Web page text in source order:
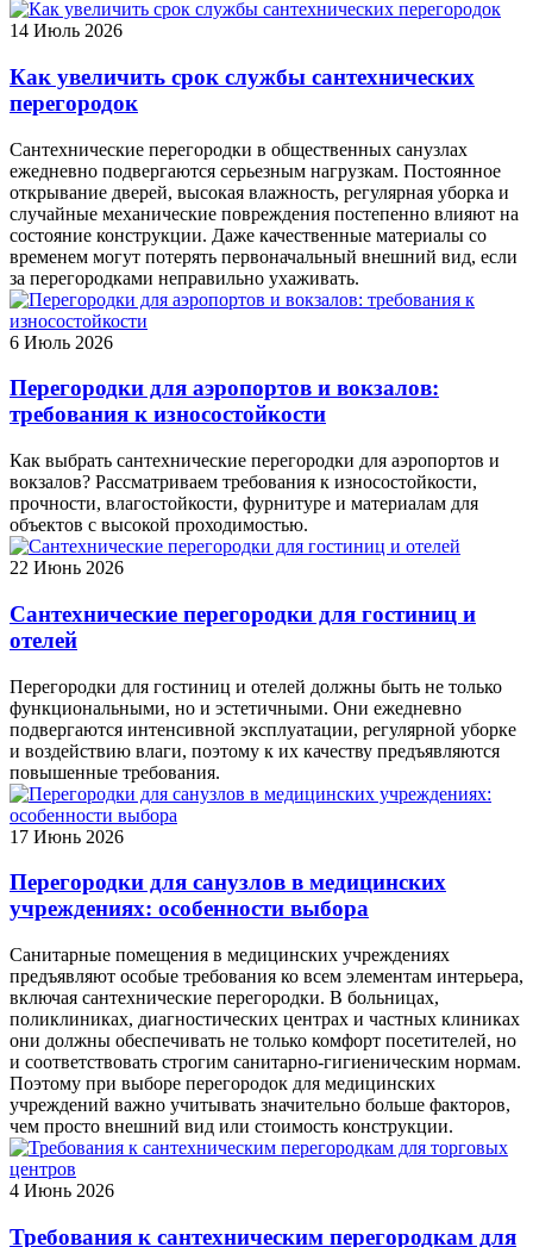
14 Июль 2026
Как увеличить срок службы сантехнических
перегородок
Сантехнические перегородки в общественных санузлах
ежедневно подвергаются серьезным нагрузкам. Постоянное
открывание дверей, высокая влажность, регулярная уборка и
случайные механические повреждения постепенно влияют на
состояние конструкции. Даже качественные материалы со
временем могут потерять первоначальный внешний вид, если
за перегородками неправильно ухаживать.
6 Июль 2026
Перегородки для аэропортов и вокзалов:
требования к износостойкости
Как выбрать сантехнические перегородки для аэропортов и
вокзалов? Рассматриваем требования к износостойкости,
прочности, влагостойкости, фурнитуре и материалам для
объектов с высокой проходимостью.
22 Июнь 2026
Сантехнические перегородки для гостиниц и
отелей
Перегородки для гостиниц и отелей должны быть не только
функциональными, но и эстетичными. Они ежедневно
подвергаются интенсивной эксплуатации, регулярной уборке
и воздействию влаги, поэтому к их качеству предъявляются
повышенные требования.
17 Июнь 2026
Перегородки для санузлов в медицинских
учреждениях: особенности выбора
Санитарные помещения в медицинских учреждениях
предъявляют особые требования ко всем элементам интерьера,
включая сантехнические перегородки. В больницах,
поликлиниках, диагностических центрах и частных клиниках
они должны обеспечивать не только комфорт посетителей, но
и соответствовать строгим санитарно-гигиеническим нормам.
Поэтому при выборе перегородок для медицинских
учреждений важно учитывать значительно больше факторов,
чем просто внешний вид или стоимость конструкции.
4 Июнь 2026
Требования к сантехническим перегородкам для